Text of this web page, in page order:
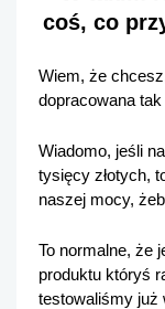
coś, co
Wiem, że
dopracowana
Wiadomo, jeśli
tysięcy złotych,
naszej mocy,
To normalne, że
produktu któryś
testowaliśmy już